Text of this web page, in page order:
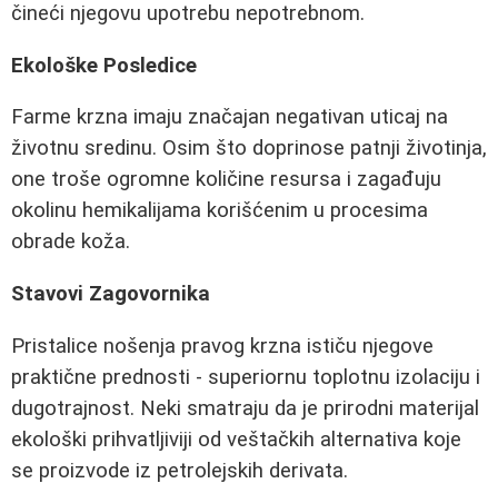
čineći njegovu upotrebu nepotrebnom.
Ekološke Posledice
Farme krzna imaju značajan negativan uticaj na
životnu sredinu. Osim što doprinose patnji životinja,
one troše ogromne količine resursa i zagađuju
okolinu hemikalijama korišćenim u procesima
obrade koža.
Stavovi Zagovornika
Pristalice nošenja pravog krzna ističu njegove
praktične prednosti - superiornu toplotnu izolaciju i
dugotrajnost. Neki smatraju da je prirodni materijal
ekološki prihvatljiviji od veštačkih alternativa koje
se proizvode iz petrolejskih derivata.